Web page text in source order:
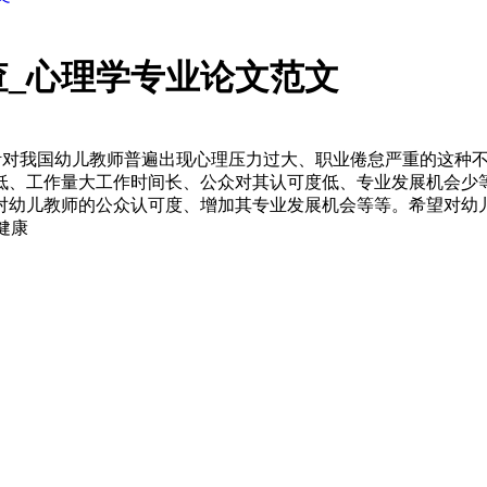
心理学专业论文范文
我国幼儿教师普遍出现心理压力过大、职业倦怠严重的这种
工作量大工作时间长、公众对其认可度低、专业发展机会
儿教师的公众认可度、增加其专业发展机会等等。希望对
康